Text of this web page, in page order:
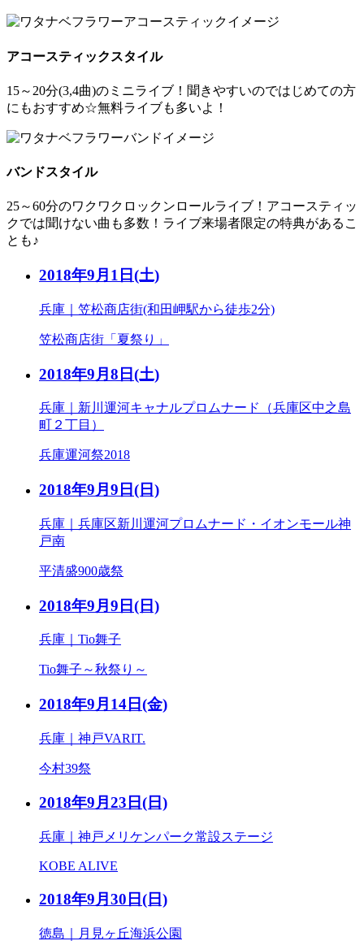
アコースティックスタイル
15～20分(3,4曲)のミニライブ！聞きやすいのではじめての方
にもおすすめ☆無料ライブも多いよ！
バンドスタイル
25～60分のワクワクロックンロールライブ！アコースティッ
クでは聞けない曲も多数！ライブ来場者限定の特典があるこ
とも♪
2018年9月1日(土)
兵庫｜笠松商店街(和田岬駅から徒歩2分)
笠松商店街「夏祭り」
2018年9月8日(土)
兵庫｜新川運河キャナルプロムナード（兵庫区中之島
町２丁目）
兵庫運河祭2018
2018年9月9日(日)
兵庫｜兵庫区新川運河プロムナード・イオンモール神
戸南
平清盛900歳祭
2018年9月9日(日)
兵庫｜Tio舞子
Tio舞子～秋祭り～
2018年9月14日(金)
兵庫｜神戸VARIT.
今村39祭
2018年9月23日(日)
兵庫｜神戸メリケンパーク常設ステージ
KOBE ALIVE
2018年9月30日(日)
徳島｜月見ヶ丘海浜公園